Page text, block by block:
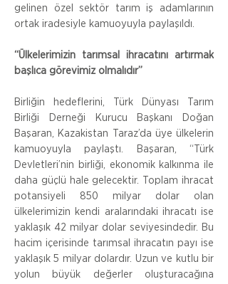
gelinen özel sektör tarım iş adamlarının
ortak iradesiyle kamuoyuyla paylaşıldı.
“Ülkelerimizin tarımsal ihracatını artırmak
başlıca görevimiz olmalıdır”
Birliğin hedeflerini, Türk Dünyası Tarım
Birliği Derneği Kurucu Başkanı Doğan
Başaran, Kazakistan Taraz’da üye ülkelerin
kamuoyuyla paylaştı. Başaran, “Türk
Devletleri’nin birliği, ekonomik kalkınma ile
daha güçlü hale gelecektir. Toplam ihracat
potansiyeli 850 milyar dolar olan
ülkelerimizin kendi aralarındaki ihracatı ise
yaklaşık 42 milyar dolar seviyesindedir. Bu
hacim içerisinde tarımsal ihracatın payı ise
yaklaşık 5 milyar dolardır. Uzun ve kutlu bir
yolun büyük değerler oluşturacağına